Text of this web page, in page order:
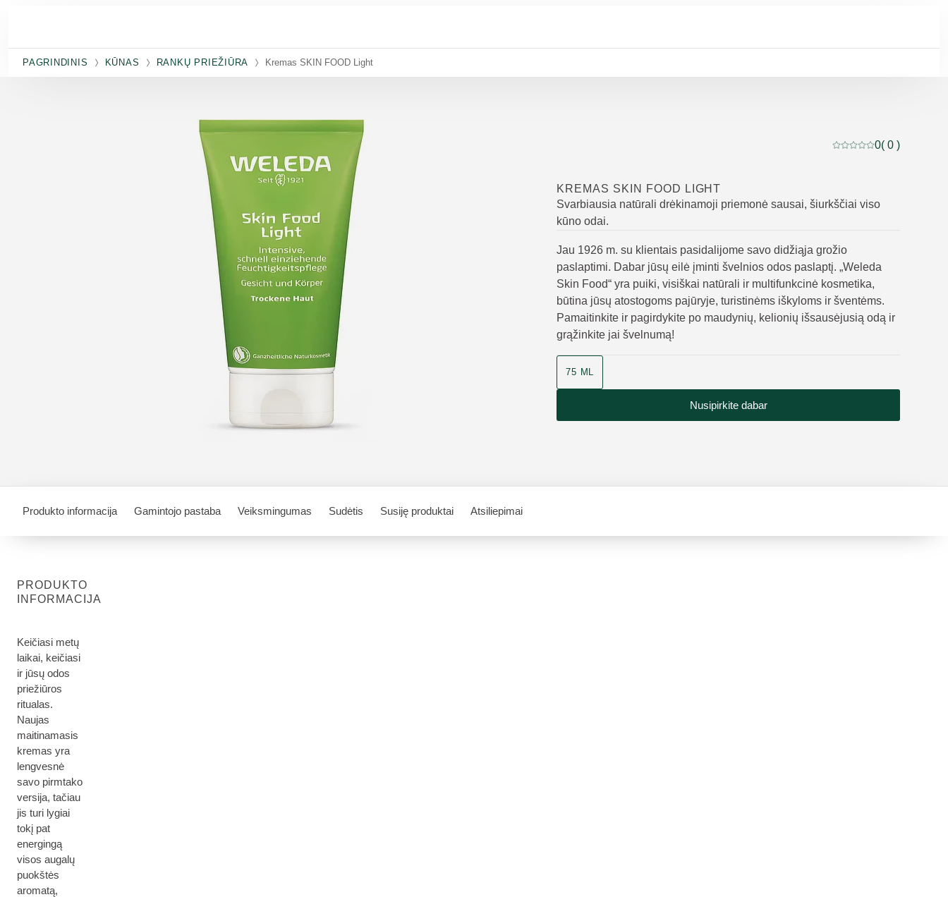
PAGRINDINIS KŪNAS RANKŲ PRIEŽIŪRA Kremas SKIN FOOD Light
Dabartinis
0( 0 )
KREMAS SKIN FOOD LIGHT
Svarbiausia natūrali drėkinamoji priemonė sausai, šiurkščiai viso
kūno odai.
Jau 1926 m. su klientais pasidalijome savo didžiąja grožio
paslaptimi. Dabar jūsų eilė įminti švelnios odos paslaptį. „Weleda
Skin Food“ yra puiki, visiškai natūrali ir multifunkcinė kosmetika,
būtina jūsų atostogoms pajūryje, turistinėms iškyloms ir šventėms.
Pamaitinkite ir pagirdykite po maudynių, kelionių išsausėjusią odą ir
grąžinkite jai švelnumą!
75 ML
Nusipirkite dabar
Produkto informacija Gamintojo pastaba Veiksmingumas Sudėtis Susiję produktai Atsiliepimai
PRODUKTO
INFORMACIJA
Keičiasi metų
laikai, keičiasi
ir jūsų odos
priežiūros
ritualas.
Naujas
maitinamasis
kremas yra
lengvesnė
savo pirmtako
versija, tačiau
jis turi lygiai
tokį pat
energingą
visos augalų
puokštės
aromatą,